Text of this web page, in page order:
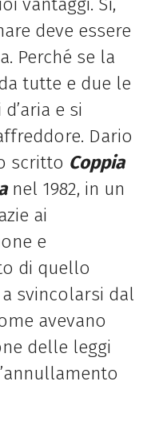
vantaggi. Sì,
deve essere
Perché se la
tutte e due le
e si
Dario
scritto Coppia
nel 1982, in un
ai
e
di quello
svincolarsi dal
avevano
delle leggi